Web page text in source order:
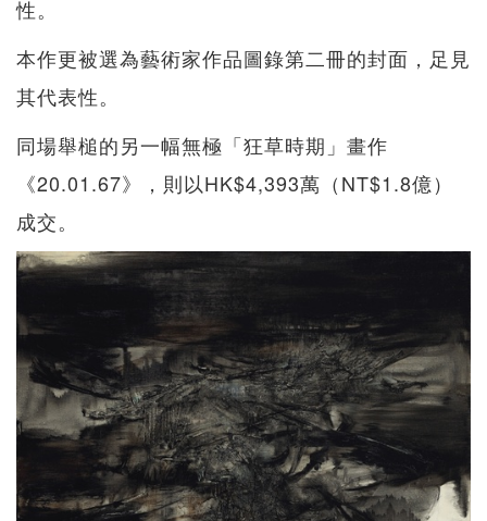
性。
本作更被選為藝術家作品圖錄第二冊的封面，足見
其代表性。
同場舉槌的另一幅無極「狂草時期」畫作
《20.01.67》，則以HK$4,393萬（NT$1.8億）
成交。